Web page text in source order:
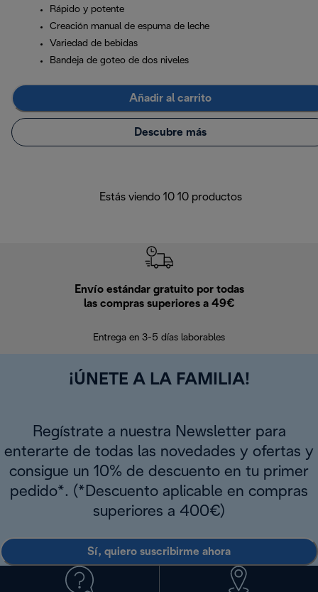
Rápido y potente
Creación manual de espuma de leche
Variedad de bebidas
Bandeja de goteo de dos niveles
Añadir al carrito
Descubre más
Estás viendo 10 10 productos
Envío estándar gratuito por todas
las compras superiores a 49€
Entrega en 3-5 días laborables
¡ÚNETE A LA FAMILIA!
Regístrate a nuestra Newsletter para
enterarte de todas las novedades y ofertas y
consigue un 10% de descuento en tu primer
pedido*. (*Descuento aplicable en compras
superiores a 400€)
Sí, quiero suscribirme ahora